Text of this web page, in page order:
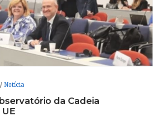
Notícia
da Cadeia